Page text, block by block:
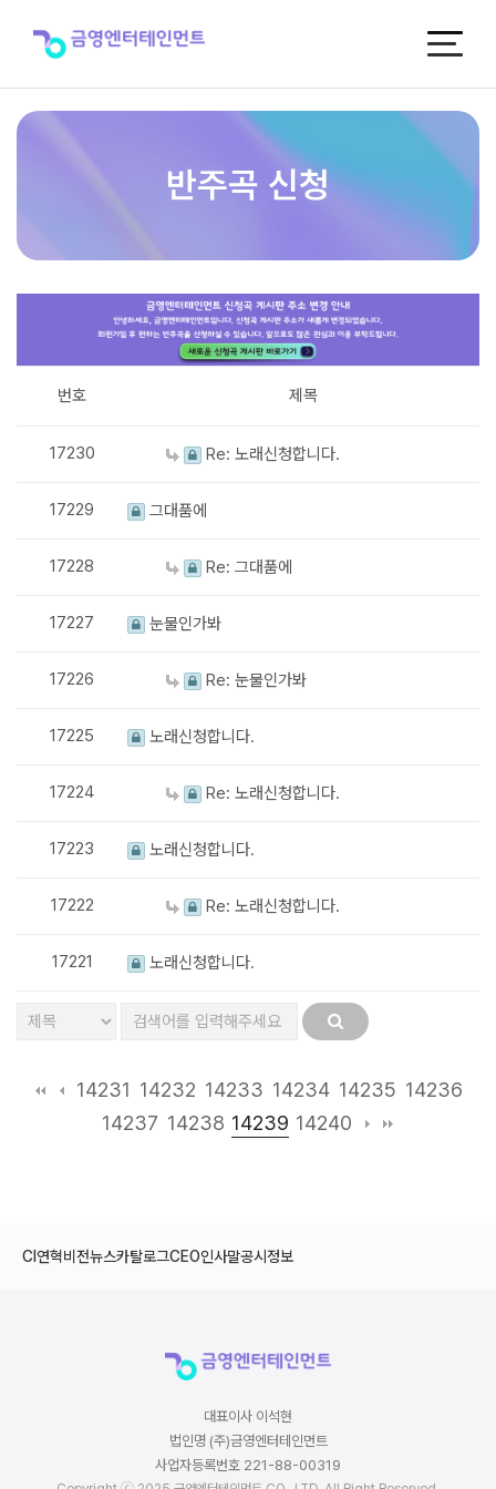
반주곡 신청
번호 제목
17230 Re: 노래신청합니다.
17229 그대품에
17228 Re: 그대품에
17227 눈물인가봐
17226 Re: 눈물인가봐
17225 노래신청합니다.
17224 Re: 노래신청합니다.
17223 노래신청합니다.
17222 Re: 노래신청합니다.
17221 노래신청합니다.
14231 14232 14233 14234 14235 14236
14237 14238 14239 14240
CI 연혁비전뉴스카탈로그CEO인사말공시정보
대표이사 이석현
법인명 (주)금영엔터테인먼트
사업자등록번호 221-88-00319